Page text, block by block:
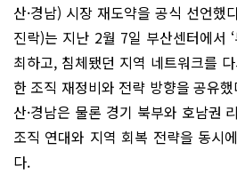
산·경남) 시장 재도약을 공식 선언했
진락)는 지난 2월 7일 부산센터에서
최하고, 침체됐던 지역 네트워크를
한 조직 재정비와 전략 방향을 공유
산·경남은 물론 경기 북부와 호남권
조직 연대와 지역 회복 전략을 동시
다.